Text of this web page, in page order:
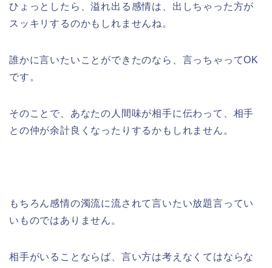
ひょっとしたら、溢れ出る感情は、出しちゃった方が
スッキリするのかもしれませんね。
誰かに言いたいことができたのなら、言っちゃってOK
です。
そのことで、あなたの人間味が相手に伝わって、相手
との仲が余計良くなったりするかもしれません。
もちろん感情の濁流に流されて言いたい放題言ってい
いものではありません。
相手がいることならば、言い方は考えなくてはならな